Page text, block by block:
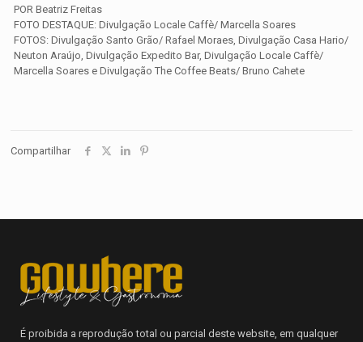
POR Beatriz Freitas
FOTO DESTAQUE: Divulgação Locale Caffè/ Marcella Soares
FOTOS: Divulgação Santo Grão/ Rafael Moraes, Divulgação Casa Hario/
Neuton Araújo, Divulgação Expedito Bar, Divulgação Locale Caffè/
Marcella Soares e Divulgação The Coffee Beats/ Bruno Cahete
Compartilhar
É proibida a reprodução total ou parcial deste website, em qualquer